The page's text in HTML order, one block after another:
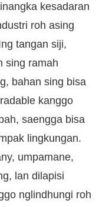
kesadaran
roh asing
tangan siji,
sing ramah
bahan sing bisa
kanggo
saengga bisa
lingkungan.
umpamane,
lan dilapisi
nglindhungi roh